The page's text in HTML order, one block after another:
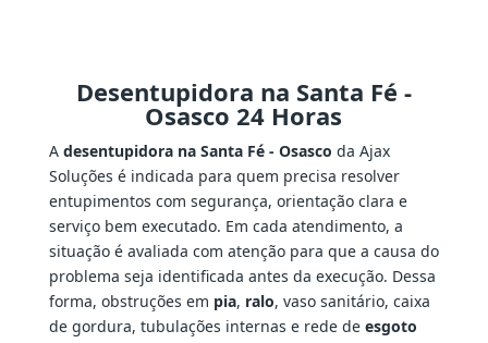
Desentupidora na Santa Fé -
Osasco 24 Horas
A desentupidora na Santa Fé - Osasco da Ajax
Soluções é indicada para quem precisa resolver
entupimentos com segurança, orientação clara e
serviço bem executado. Em cada atendimento, a
situação é avaliada com atenção para que a causa do
problema seja identificada antes da execução. Dessa
forma, obstruções em pia, ralo, vaso sanitário, caixa
de gordura, tubulações internas e rede de esgoto